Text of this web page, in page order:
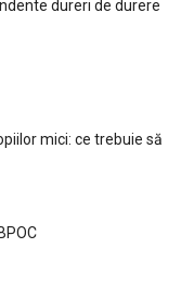
dureri de durere
mici: ce trebuie să